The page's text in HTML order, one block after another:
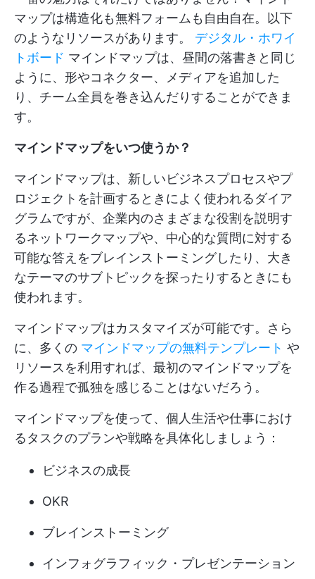
マップは構造化も無料フォームも自由自在。以下
のようなリソースがあります。 デジタル・ホワイ
トボード マインドマップは、昼間の落書きと同じ
ように、形やコネクター、メディアを追加した
り、チーム全員を巻き込んだりすることができま
す。
マインドマップをいつ使うか？
マインドマップは、新しいビジネスプロセスやプ
ロジェクトを計画するときによく使われるダイア
グラムですが、企業内のさまざまな役割を説明す
るネットワークマップや、中心的な質問に対する
可能な答えをブレインストーミングしたり、大き
なテーマのサブトピックを探ったりするときにも
使われます。
マインドマップはカスタマイズが可能です。さら
に、多くの マインドマップの無料テンプレート や
リソースを利用すれば、最初のマインドマップを
作る過程で孤独を感じることはないだろう。
マインドマップを使って、個人生活や仕事におけ
るタスクのプランや戦略を具体化しましょう：
ビジネスの成長
OKR
ブレインストーミング
インフォグラフィック・プレゼンテーション